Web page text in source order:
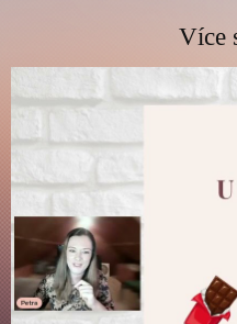
Více
přehrávač